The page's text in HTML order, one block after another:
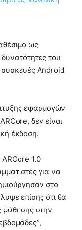
ως
του
Android
εφαρμογών
δεν είναι
έκδοση.
1.0
για να
στο
επίσης ότι θα
μάθησης στην